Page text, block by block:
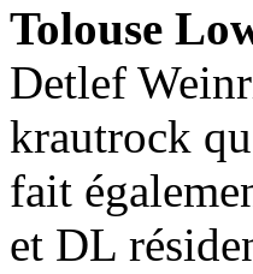
Tolouse
Detlef
krautrock
fait
et DL